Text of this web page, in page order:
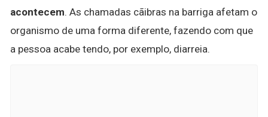
acontecem. As chamadas cãibras na barriga afetam o
organismo de uma forma diferente, fazendo com que
a pessoa acabe tendo, por exemplo, diarreia.